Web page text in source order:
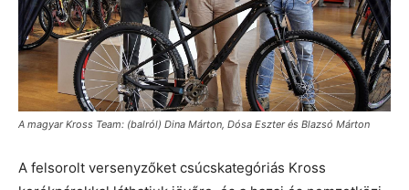
A magyar Kross Team: (balról) Dina Márton, Dósa Eszter és Blazsó Márton
A felsorolt versenyzőket csúcskategóriás Kross